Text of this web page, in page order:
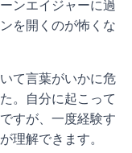
ンエイジャーに過
を開くのが怖くな
て言葉がいかに危
。自分に起こって
すが、一度経験す
理解できます。